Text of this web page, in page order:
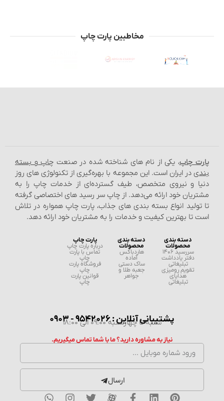
مخاطبین پارت چاپ
پارت چاپ، یکی از نام‌ های شناخته شده در صنعت چاپ و بسته‌
بندی در ایران است. این مجموعه با بهره‌گیری از تکنولوژی‌ های روز
دنیا و نیروی متخصص، طیف گسترده‌ای از خدمات چاپ را به
مشتریان خود ارائه می‌دهد. از چاپ سر رسید های اختصاصی گرفته
تا تولید انواع بسته‌ بندی‌ های جذاب، پارت چاپ همواره در تلاش
است تا بهترین کیفیت و خدمات را به مشتریان خود ارائه دهد.
دسته بندی
محصولات
سررسید 1406
دفتر یادداشت
تبلیغاتی
تقویم رومیزی
هدایای
تبلیغاتی
دسته بندی
محصولات
هاردباکس
آماده
ساک دستی
جعبه طلا و
جواهر
پارت چاپ
درباره پارت چاپ
تماس با پارت
چاپ
فروشگاه پارت
چاپ
قوانین پارت
چاپ
پشتیبانی آنلاین : 9542026 - 0903
شنبه تا چهارشنبه 09:00 الی 18:00
نیاز به مشاوره دارید؟ ما با شما تماس میگیریم.
ارسال